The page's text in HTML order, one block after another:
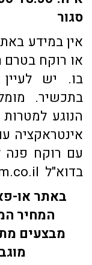
סגור
אין במידע
או רוקח
בו. יש
בתכשיר.
הנוגע
אינטראקציה
בדוא"ל sales@o-pharm.co.il
באתר או-
המחיר
מבצעים